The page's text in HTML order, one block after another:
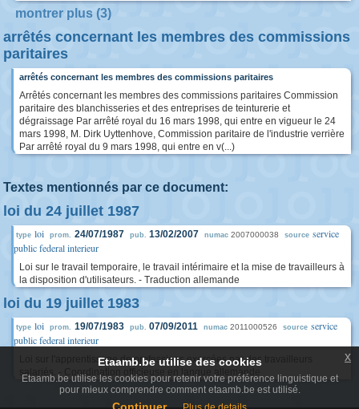
montrer plus (3)
arrêtés concernant les membres des commissions
paritaires
arrêtés concernant les membres des commissions paritaires
Arrêtés concernant les membres des commissions paritaires Commission
paritaire des blanchisseries et des entreprises de teinturerie et
dégraissage Par arrêté royal du 16 mars 1998, qui entre en vigueur le 24
mars 1998, M. Dirk Uyttenhove, Commission paritaire de l'industrie verrière
Par arrêté royal du 9 mars 1998, qui entre en v(...)
Textes mentionnés par ce document:
loi du 24 juillet 1987
type loi prom. 24/07/1987 pub. 13/02/2007 numac 2007000038 source service
public federal interieur
Loi sur le travail temporaire, le travail intérimaire et la mise de travailleurs à
la disposition d'utilisateurs. - Traduction allemande
loi du 19 juillet 1983
type loi prom. 19/07/1983 pub. 07/09/2011 numac 2011000526 source service
public federal interieur
Loi sur l'apprentissage de professions exercées par des travailleurs
salariés. - Coordination officieuse en langue allemande
Etaamb.be utilise des cookies
Etaamb.be utilise les cookies pour retenir votre préférence linguistique et
pour mieux comprendre comment etaamb.be est utilisé.
x